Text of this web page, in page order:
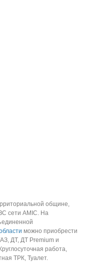
общине,
сети AMIC. На
можно приобрести
ДТ, ДТ Premium и
работа,
ТРК, Туалет.